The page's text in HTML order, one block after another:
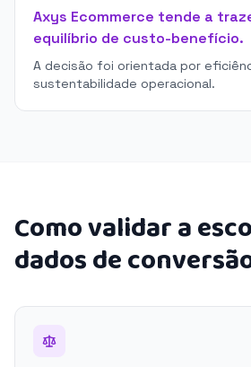
Axys Ecommerce tende a
equilíbrio de custo-benefício.
A decisão foi orientada por
sustentabilidade operacional.
Como validar a
dados de